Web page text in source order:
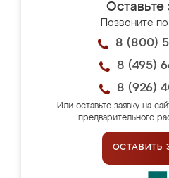
Оставьте
Позвоните
8 (800)
8 (495)
8 (926)
Или оставьте заявку на
предварительного
ОСТАВИТЬ